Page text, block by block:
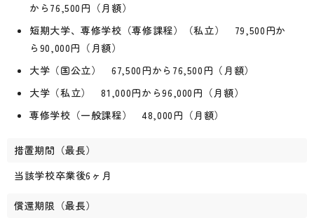
から76,500円（月額）
短期大学、専修学校（専修課程）（私立） 79,500円か
ら90,000円（月額）
大学（国公立） 67,500円から76,500円（月額）
大学（私立） 81,000円から96,000円（月額）
専修学校（一般課程） 48,000円（月額）
措置期間（最長）
当該学校卒業後6ヶ月
償還期限（最長）